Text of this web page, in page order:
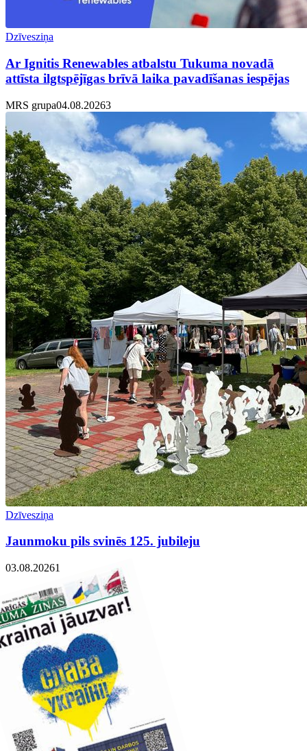
Dzīvesziņa
Ar Ignitis Renewables atbalstu Tukuma novadā
attīsta ilgtspējīgas brīvā laika pavadīšanas iespējas
MRS grupa04.08.20263
Dzīvesziņa
Jaunmoku pils svinēs 125. jubileju
03.08.20261